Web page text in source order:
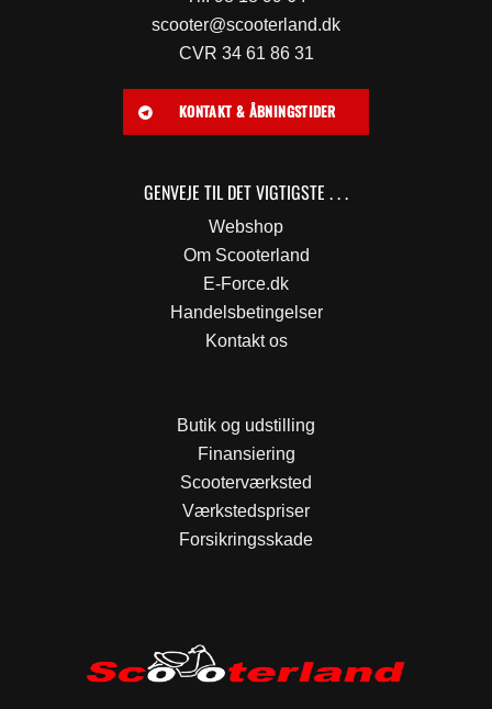
scooter@scooterland.dk
CVR 34 61 86 31
KONTAKT & ÅBNINGSTIDER
GENVEJE TIL DET VIGTIGSTE . . .
Webshop
Om Scooterland
E-Force.dk
Handelsbetingelser
Kontakt os
Butik og udstilling
Finansiering
Scooterværksted
Værkstedspriser
Forsikringsskade